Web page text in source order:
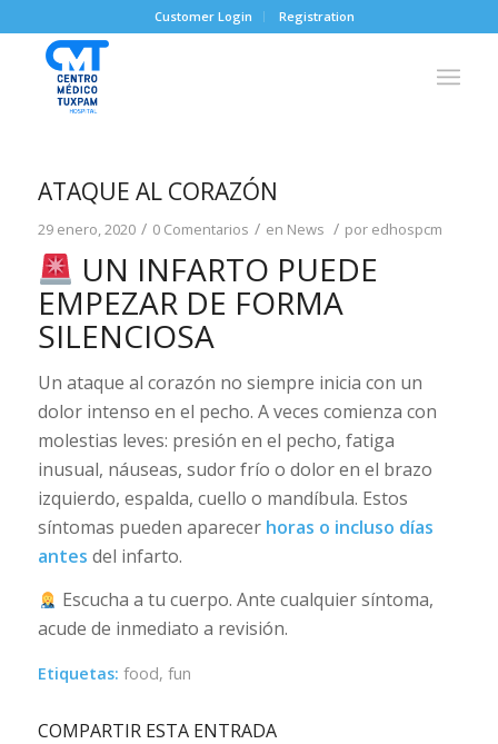
Customer Login Registration
ATAQUE AL CORAZÓN
29 enero, 2020 / 0 Comentarios / en News / por edhospcm
UN INFARTO PUEDE
EMPEZAR DE FORMA
SILENCIOSA
Un ataque al corazón no siempre inicia con un
dolor intenso en el pecho. A veces comienza con
molestias leves: presión en el pecho, fatiga
inusual, náuseas, sudor frío o dolor en el brazo
izquierdo, espalda, cuello o mandíbula. Estos
síntomas pueden aparecer horas o incluso días
antes del infarto.
Escucha a tu cuerpo. Ante cualquier síntoma,
acude de inmediato a revisión.
Etiquetas: food, fun
COMPARTIR ESTA ENTRADA